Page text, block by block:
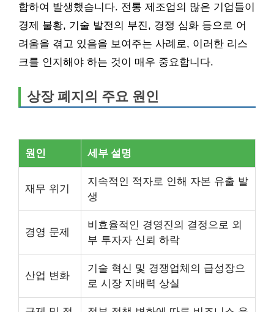
합하여 발생했습니다. 전통 제조업의 많은 기업들이
경제 불황, 기술 발전의 부진, 경쟁 심화 등으로 어
려움을 겪고 있음을 보여주는 사례로, 이러한 리스
크를 인지해야 하는 것이 매우 중요합니다.
상장 폐지의 주요 원인
원인 세부 설명
재무 위기
지속적인 적자로 인해 자본 유출 발
생
경영 문제
비효율적인 경영진의 결정으로 외
부 투자자 신뢰 하락
산업 변화
기술 혁신 및 경쟁업체의 급성장으
로 시장 지배력 상실